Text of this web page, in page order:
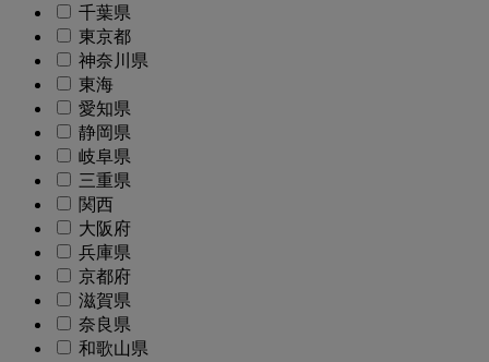
千葉県
東京都
神奈川県
東海
愛知県
静岡県
岐阜県
三重県
関西
大阪府
兵庫県
京都府
滋賀県
奈良県
和歌山県